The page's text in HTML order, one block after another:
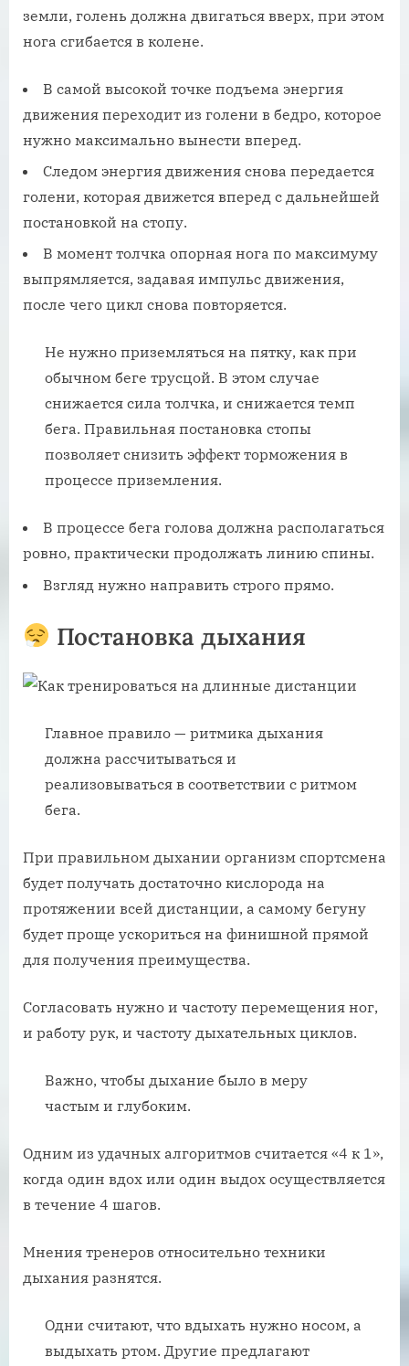
земли, голень должна двигаться вверх, при этом
нога сгибается в колене.
В самой высокой точке подъема энергия
движения переходит из голени в бедро, которое
нужно максимально вынести вперед.
Следом энергия движения снова передается
голени, которая движется вперед с дальнейшей
постановкой на стопу.
В момент толчка опорная нога по максимуму
выпрямляется, задавая импульс движения,
после чего цикл снова повторяется.
Не нужно приземляться на пятку, как при
обычном беге трусцой. В этом случае
снижается сила толчка, и снижается темп
бега. Правильная постановка стопы
позволяет снизить эффект торможения в
процессе приземления.
В процессе бега голова должна располагаться
ровно, практически продолжать линию спины.
Взгляд нужно направить строго прямо.
Постановка дыхания
Главное правило — ритмика дыхания
должна рассчитываться и
реализовываться в соответствии с ритмом
бега.
При правильном дыхании организм спортсмена
будет получать достаточно кислорода на
протяжении всей дистанции, а самому бегуну
будет проще ускориться на финишной прямой
для получения преимущества.
Согласовать нужно и частоту перемещения ног,
и работу рук, и частоту дыхательных циклов.
Важно, чтобы дыхание было в меру
частым и глубоким.
Одним из удачных алгоритмов считается «4 к 1»,
когда один вдох или один выдох осуществляется
в течение 4 шагов.
Мнения тренеров относительно техники
дыхания разнятся.
Одни считают, что вдыхать нужно носом, а
выдыхать ртом. Другие предлагают